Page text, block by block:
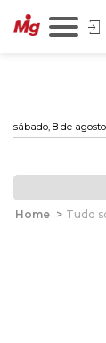
sábado, 8 de
Home > Tudo